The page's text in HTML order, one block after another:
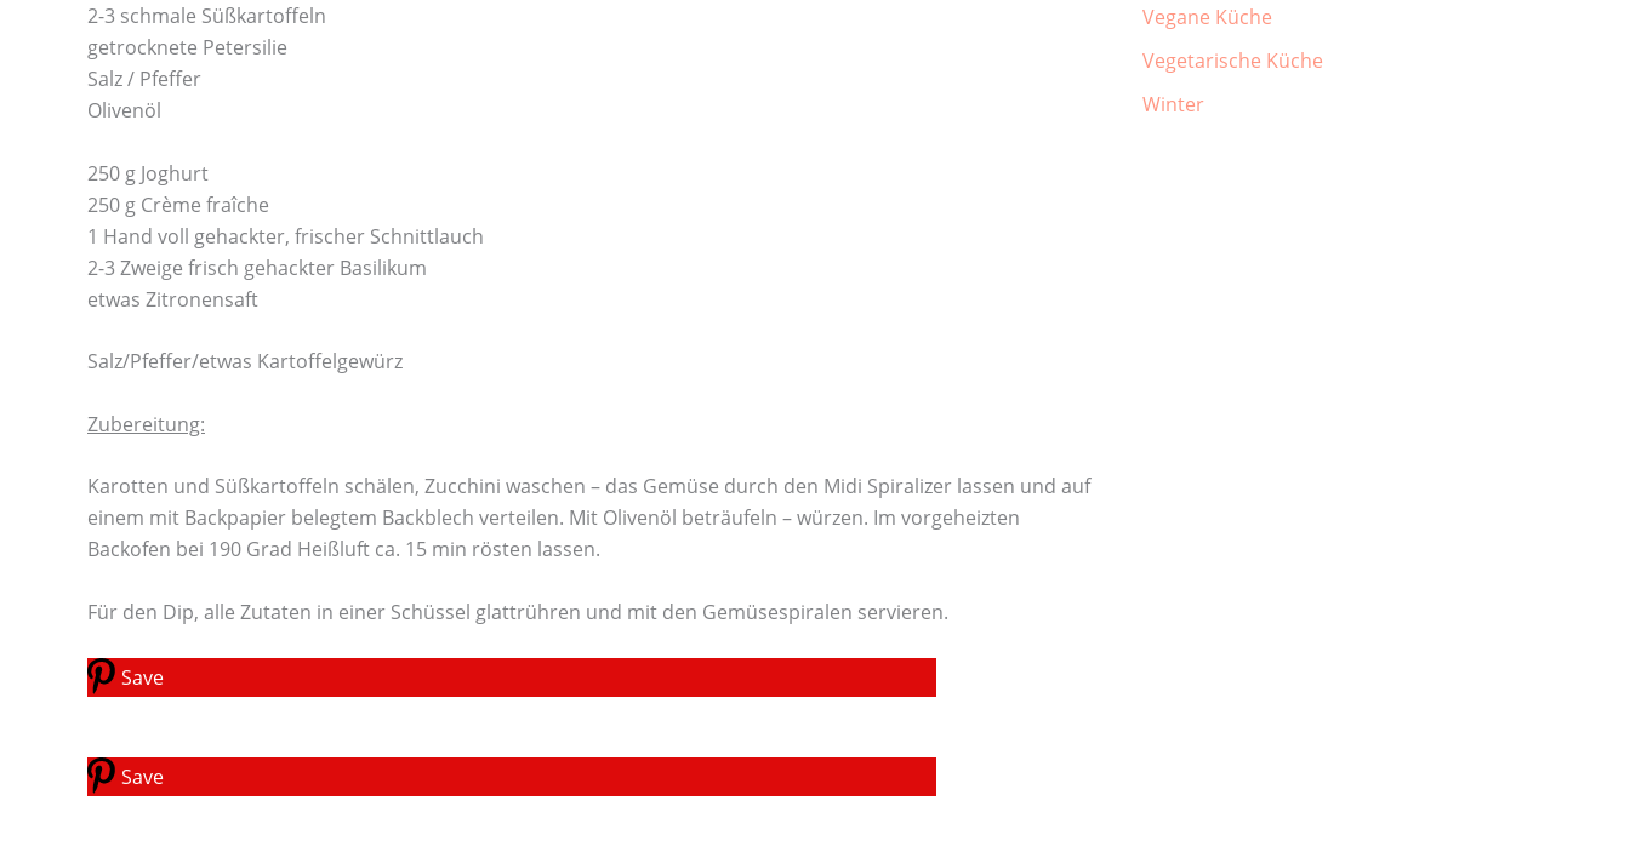
2-3 schmale Süßkartoffeln
getrocknete Petersilie
Salz / Pfeffer
Olivenöl
250 g Joghurt
250 g Crème fraîche
1 Hand voll gehackter, frischer Schnittlauch
2-3 Zweige frisch gehackter Basilikum
etwas Zitronensaft
Salz/Pfeffer/etwas Kartoffelgewürz
Zubereitung:
Karotten und Süßkartoffeln schälen, Zucchini waschen – das Gemüse durch den Midi Spiralizer lassen und auf
einem mit Backpapier belegtem Backblech verteilen. Mit Olivenöl beträufeln – würzen. Im vorgeheizten
Backofen bei 190 Grad Heißluft ca. 15 min rösten lassen.
Für den Dip, alle Zutaten in einer Schüssel glattrühren und mit den Gemüsespiralen servieren.
Save
Save
Vegane Küche
Vegetarische Küche
Winter